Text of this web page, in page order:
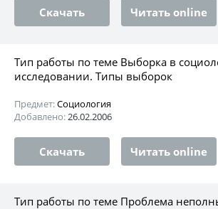
Скачать Читать online
Тип работы по теме Выборка в
исследовании. Типы выборок
Предмет:Социология
Добавлено:26.02.2006
Скачать Читать online
Тип работы по теме Проблема